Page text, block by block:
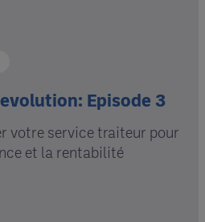
Episode 3
votre service traiteur pour
et la rentabilité